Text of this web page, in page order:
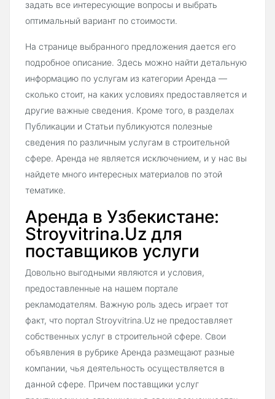
задать все интересующие вопросы и выбрать
оптимальный вариант по стоимости.
На странице выбранного предложения дается его
подробное описание. Здесь можно найти детальную
информацию по услугам из категории Аренда —
сколько стоит, на каких условиях предоставляется и
другие важные сведения. Кроме того, в разделах
Публикации и Статьи публикуются полезные
сведения по различным услугам в строительной
сфере. Аренда не является исключением, и у нас вы
найдете много интересных материалов по этой
тематике.
Аренда в Узбекистане:
Stroyvitrina.Uz для
поставщиков услуги
Довольно выгодными являются и условия,
предоставленные на нашем портале
рекламодателям. Важную роль здесь играет тот
факт, что портал Stroyvitrina.Uz не предоставляет
собственных услуг в строительной сфере. Свои
объявления в рубрике Аренда размещают разные
компании, чья деятельность осуществляется в
данной сфере. Причем поставщики услуг